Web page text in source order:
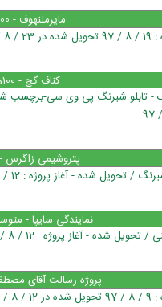
مایرملنهوف - 100%
کناف گچ - 100%
پتروشیمی زاگرس - 100%
- آغاز پروژه : 12 / 8 / 97 تحویل شده در 12 / 8 / 97
نمایندگی سایپا - متوسل -
پروژه : 12 / 8 / 97 تحویل شده در 12 / 8 / 97
پروژه رسالت-آقای مصطفایی